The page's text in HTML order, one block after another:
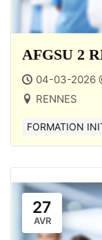
AFGSU 2
04-03-2026
RENNES
FORMATION
27
AVR